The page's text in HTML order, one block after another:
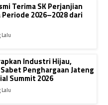
Terima SK Perjanjian
2026–2028 dari
Lalu
Industri Hijau,
Penghargaan Jateng
Summit 2026
Lalu